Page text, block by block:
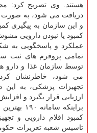
هستند. وی تصریح كرد:
دریافت می شود، به صورت
و این سازمان به پیگیری
كمبود یا نبودن دارویی
عملكرد و پاسخگویی به
تمامی پروفرم های ثبت
توسط سازمان غذا و دارو
می شود، خاطرنشان
تجهیزات پزشكی، به این
ارزیابی قرار بگیرد و
براینكه
كمبود اقلام دارویی و
تاسیس شعبه تعزیرات